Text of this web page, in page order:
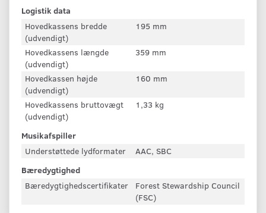
Logistik data
Hovedkassens bredde
(udvendigt)
195 mm
Hovedkassens længde
(udvendigt)
359 mm
Hovedkassen højde
(udvendigt)
160 mm
Hovedkassens bruttovægt
(udvendigt)
1,33 kg
Musikafspiller
Understøttede lydformater
AAC, SBC
Bæredygtighed
Bæredygtighedscertifikater
Forest Stewardship Council
(FSC)